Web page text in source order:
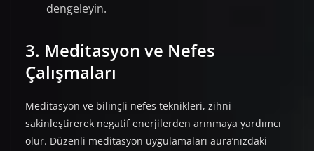
dengeleyin.
3. Meditasyon ve Nefes
Çalışmaları
Meditasyon ve bilinçli nefes teknikleri, zihni
sakinleştirerek negatif enerjilerden arınmaya yardımcı
olur. Düzenli meditasyon uygulamaları aura’nızdaki